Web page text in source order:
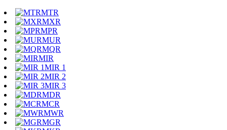
MTR
MXR
MPR
MUR
MQR
MIR
MIR 1
MIR 2
MIR 3
MDR
MCR
MWR
MGR